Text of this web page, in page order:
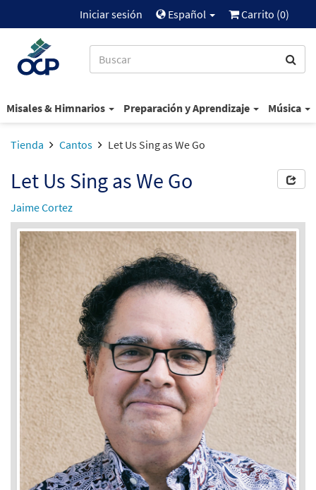
Iniciar sesión Español Carrito (0)
Misales & Himnarios Preparación y Aprendizaje Música
Tienda Cantos Let Us Sing as We Go
Let Us Sing as We Go
Jaime Cortez